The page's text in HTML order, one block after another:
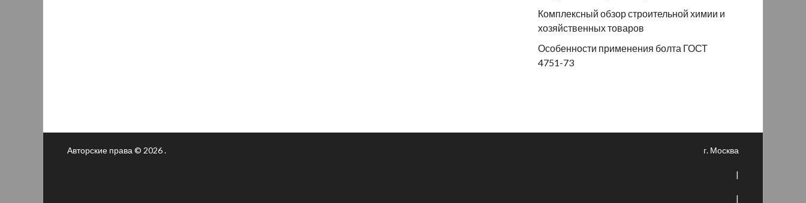
Комплексный обзор строительной химии и
хозяйственных товаров
Особенности применения болта ГОСТ
4751-73
Авторские права © 2026 . г. Москва
|
|